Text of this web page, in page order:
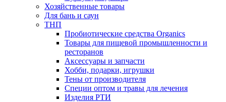
Хозяйственные товары
Для бань и саун
ТНП
Пробиотические средства Organics
Товары для пищевой промышленности и
ресторанов
Аксессуары и запчасти
Хобби, подарки, игрушки
Тены от производителя
Специи оптом и травы для лечения
Изделия РТИ